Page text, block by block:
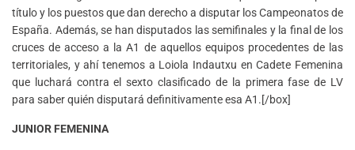
título y los puestos que dan derecho a disputar los Campeonatos de
España. Además, se han disputados las semifinales y la final de los
cruces de acceso a la A1 de aquellos equipos procedentes de las
territoriales, y ahí tenemos a Loiola Indautxu en Cadete Femenina
que luchará contra el sexto clasificado de la primera fase de LV
para saber quién disputará definitivamente esa A1.[/box]
JUNIOR FEMENINA